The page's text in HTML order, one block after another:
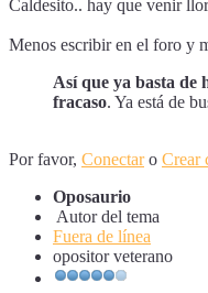
Caldesito.. hay que venir
Menos escribir en el foro y
Así que ya basta de
fracaso. Ya está de
Por favor, Conectaro Crear
Oposaurio
Autor del tema
Fuera de línea
opositor veterano